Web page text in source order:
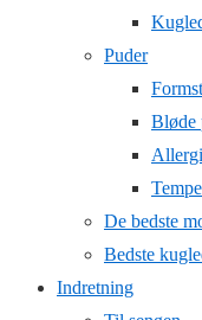
Puder
Bløde
De bedste
Bedste
Indretning